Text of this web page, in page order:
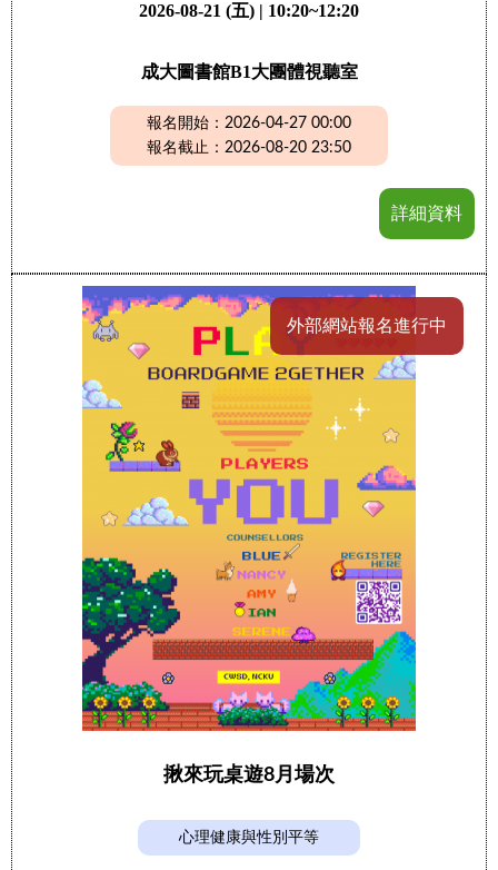
2026-08-21 (五) | 10:20~12:20
成大圖書館B1大團體視聽室
報名開始：2026-04-27 00:00
報名截止：2026-08-20 23:50
詳細資料
外部網站報名進行中
揪來玩桌遊8月場次
心理健康與性別平等